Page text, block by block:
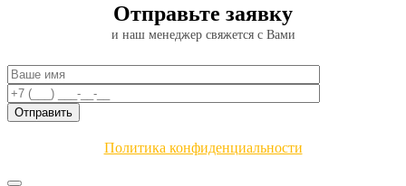
Отправьте заявку
и наш менеджер свяжется с Вами
Политика конфиденциальности